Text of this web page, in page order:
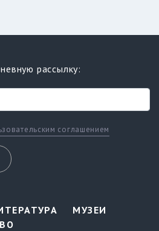
рассылку:
соглашением
МУЗЕИ